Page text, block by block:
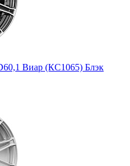
Виар (КС1065) Блэк